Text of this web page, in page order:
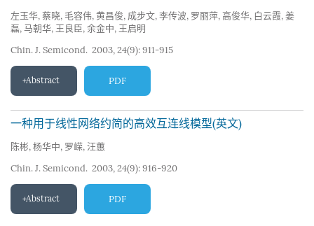
左玉华, 蔡晓, 毛容伟, 黄昌俊, 成步文, 李传波, 罗丽萍, 高俊华, 白云霞, 姜
磊, 马朝华, 王良臣, 余金中, 王启明
Chin. J. Semicond. 2003, 24(9): 911-915
Abstract PDF
一种用于线性网络约简的高效互连线模型(英文)
陈彬, 杨华中, 罗嵘, 汪蕙
Chin. J. Semicond. 2003, 24(9): 916-920
Abstract PDF